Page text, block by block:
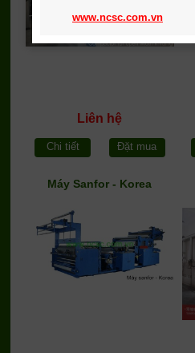
Liên hệ
Chi tiết Đặt mua
Máy Sanfor - Korea
www.ncsc.com.vn